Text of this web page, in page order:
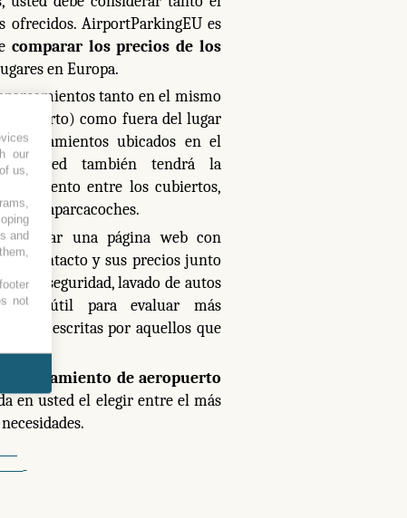
ofrecidos. AirportParkingEU es
comparar los precios de los
en Europa.
tanto en el mismo
como fuera del lugar
ubicados en el
usted también tendrá la
entre los cubiertos,
de aparcacoches.
una página web con
de contacto y sus precios junto
seguridad, lavado de autos
útil para evaluar más
escritas por aquellos que
aparcamiento de aeropuerto
en usted el elegir entre el más
our
us,
and
not